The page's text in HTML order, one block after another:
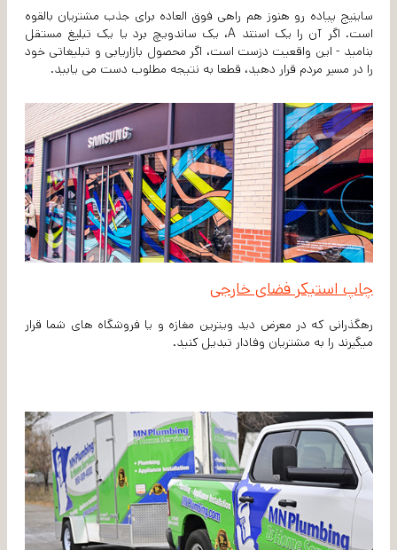
ساینیج پیاده رو هنوز هم راهی فوق العاده برای جذب مشتریان بالقوه
است. اگر آن را یک استند A، یک ساندویچ برد یا یک تبلیغ مستقل
بنامید - این واقعیت دزست است، اگر محصول بازاریابی و تبلیغاتی خود
را در مسیر مردم قرار دهید، قطعا به نتیجه مطلوب دست می یابید.
چاپ استیکر فضای خارجی
رهگذرانی که در معرض دید ویترین مغازه و یا فروشگاه های شما قرار
میگیرند را به مشتریان وفادار تبدیل کنید.